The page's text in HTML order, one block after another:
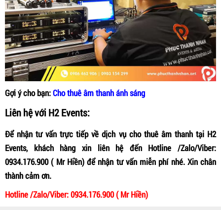
Gợi ý cho bạn:Cho thuê âm thanh ánh sáng
Liên hệ với H2 Events:
Để nhận tư vấn trực tiếp về dịch vụ cho thuê âm thanh tại H2
Events, khách hàng xin liên hệ đến Hotline /Zalo/Viber:
0934.176.900 ( Mr Hiền) để nhận tư vấn miễn phí nhé. Xin chân
thành cảm ơn.
Hotline /Zalo/Viber: 0934.176.900 ( Mr Hiền)